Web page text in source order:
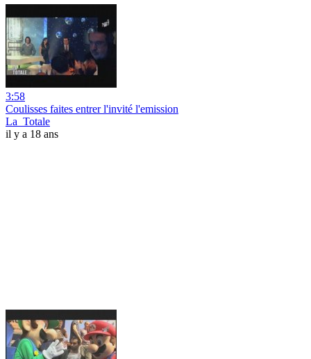
3:58
Coulisses faites entrer l'invité l'emission
La_Totale
il y a 18 ans